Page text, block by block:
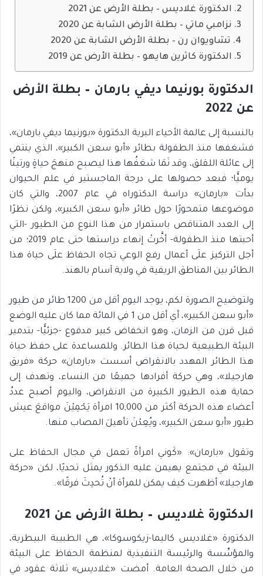
الدكتورة غلاديس – بطلة الأرض عن 2021
نزامبي ماتي – بطلة الأرض الشابة عن 2020
تشاويوان رن – بطلة الأرض الشابة عن 2020
الدكتورة كاثرين هايهو – بطلة الأرض عن 2019
الدكتورة بورنيما ديفي بارمان – بطلة الأرض
عن 2022
بالنسبة إلى عالمة الأحياء البرية الدكتورة «بورنيما ديفي بارمان»،
فشغفها منذ الطفولة بطائر «أبو سعن الكبير»، الذي ينتمي
إلى عائلة اللقلق، وقد نَمَا شغفُها هذا ليصبح منهجَ حياةٍ ورتينًا
يوميًّا؛ فبعد حصولها على درجة الماجستير في علم الحيوان
بدأت «بارمان» دراسة الدكتوراه في عام 2007، والتي كان
موضوعها متمحورًا حول طائر «أبو سعن الكبير»، ولكن نظرًا
إلى العدد المتناقص باستمرار من هذا النوع من الطيور -التي
أحبتها منذ الطفولة- أخَّرتْ إنهاء دراستها حتى عام 2019؛ من
أجل التركيز علَى أعمال رفع الوعي تجاه الحفاظ علَى حياة هذا
الطائر بين المناطق الريفية في ولاية آسام بالهند.
ولتوضيح الصورة لكم، يوجد اليوم أقل من 1200 طائر من طيور
«أبو سعن الكبير»، أي أقل من 1 في المائة مما كان عليه الوضع
قبل قرن من الزمان، وهو انخفاض كبير مدفوع -جزئيًّا- بتدمير
البيئة الطبيعية لحياة هذا الطائر. وللمساعدة على حفظ حياة
هذا الطائر المهدد بالانقراض أسست «بارمان» حركة «فريق
هارجيلا»، وهي حركة أفرادها جميعًا من النساء، وتهدف إلى
حماية هذه الطيور الكبيرة من الانقراض، واليوم أصبح عددُ
أعضاء هذه الحركة أكثر من 10,000 امرأة يَحْمِيْنَ مواقعَ عيش
طيور «أبو سعن الكبير»، ويُعِدْنَ تأهيلَ المصاب منها.
وتقول «بارمان»: «كَوني امرأةً تعمل في مجال الحفاظ على
البيئة في مجتمع يهيمن عليه الذكور يمثل تحديًا، لكن «حركة
هارجيلا» أظهرت كيف يمكن للمرأة أنْ تُحدِثَ فرقًا».
الدكتورة غلاديس – بطلة الأرض عن 2021
الدكتورة «غلاديس كاليما-زيكوسوكا»، هي الطبيبة البيطرية،
والمؤسِّسة والرئيسة التنفيذية لمنظمة الحفاظ على البيئة
من خلال الصحة العامة. أمضت «غلاديس» ثلاثة عقود في